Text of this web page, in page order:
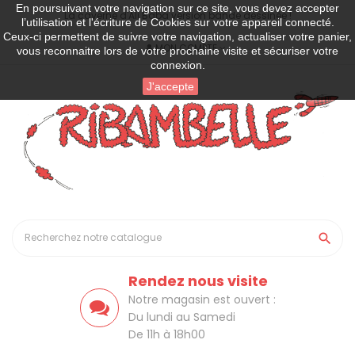
La caverne d'Ali Baba version bande dessinée !
MON COMPTE

Rendez nous visite
Notre magasin est ouvert :
Du lundi au Samedi
De 11h à 18h00
En poursuivant votre navigation sur ce site, vous devez accepter
l’utilisation et l'écriture de Cookies sur votre appareil connecté.
Ceux-ci permettent de suivre votre navigation, actualiser votre panier,
vous reconnaitre lors de votre prochaine visite et sécuriser votre
connexion.
J'accepte